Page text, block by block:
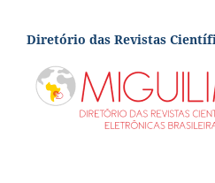
Diretório das Revistas